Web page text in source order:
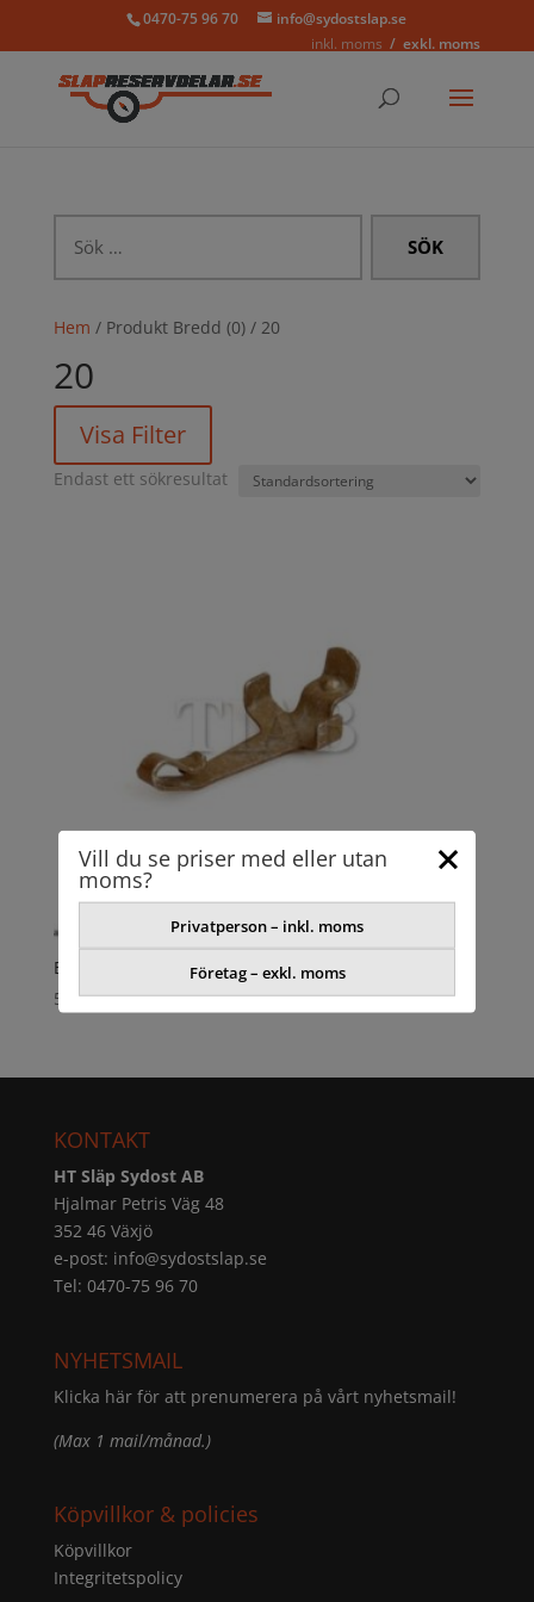
0470-75 96 70
info@sydostslap.se
inkl. moms
exkl. moms
efter:
Hem / Produkt Bredd (0) / 20
20
Visa Filter
Endast ett sökresultat
BLADFJÄDER
52,91kr exkl. moms
KONTAKT
HT Släp Sydost AB
Hjalmar Petris Väg 48
352 46 Växjö
e-post: info@sydostslap.se
Tel: 0470-75 96 70
NYHETSMAIL
Klicka här för att prenumerera på vårt nyhetsmail!
(Max 1 mail/månad.)
Köpvillkor & policies
Köpvillkor
Integritetspolicy
Vill du se priser med eller utan
moms?
Privatperson – inkl. moms
Företag – exkl. moms